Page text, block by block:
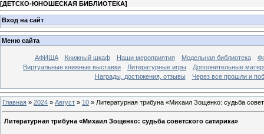
[ДЕТСКО-ЮНОШЕСКАЯ БИБЛИОТЕКА]
Вход на сайт
Меню сайта
АФИША Книжный шкаф Наши мероприятия Модельная библиотека
Виртуальные книжные выставки
Литературные игры
Дополнительные
Награды, достижения, отзывы
Через все прошли и
Главная » 2024 » Август » 10 » Литературная трибуна «Михаил Зощенко: судьба
Литературная трибуна «Михаил Зощенко: судьба советского сатирика»